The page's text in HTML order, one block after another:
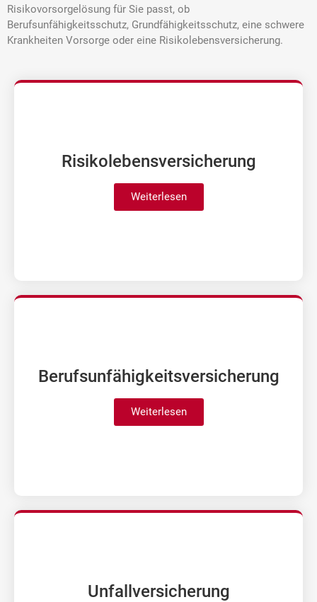
Risikovorsorgelösung für Sie passt, ob
Berufsunfähigkeitsschutz, Grundfähigkeitsschutz, eine schwere
Krankheiten Vorsorge oder eine Risikolebensversicherung.
Risiko­lebens­versicherung
Weiterlesen
Berufs­un­fähig­keits­ver­sicherung
Weiterlesen
Unfall­versicherung